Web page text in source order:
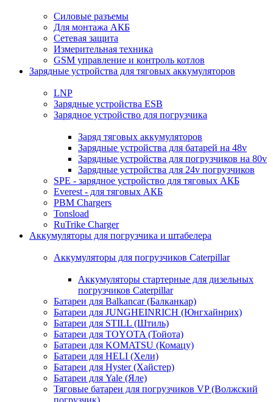
Силовые разъемы
Для монтажа АКБ
Сетевая защита
Измерительная техника
GSM управление и контроль котлов
Зарядные устройства для тяговых аккумуляторов
LNP
Зарядные устройства ESB
Зарядное устройство для погрузчика
Заряд тяговых аккумуляторов
Зарядные устройства для батарей на 48v
Зарядные устройства для погрузчиков на 80v
Зарядные устройства для 24v погрузчиков
SPE - зарядное устройство для тяговых АКБ
Everest - для тяговых АКБ
PBM Chargers
Tonsload
RuTrike Charger
Аккумуляторы для погрузчика и штабелера
Аккумуляторы для погрузчиков Caterpillar
Аккумуляторы стартерные для дизельных
погрузчиков Caterpillar
Батареи для Balkancar (Балканкар)
Батареи для JUNGHEINRICH (Юнгхайнрих)
Батареи для STILL (Штиль)
Батареи для TOYOTA (Тойота)
Батареи для KOMATSU (Комацу)
Батареи для HELI (Хели)
Батареи для Hyster (Хайстер)
Батареи для Yale (Яле)
Тяговые батареи для погрузчиков VP (Волжский
погрузчик)